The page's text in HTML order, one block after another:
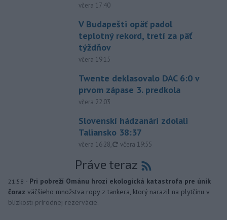
včera 17:40
V Budapešti opäť padol
teplotný rekord, tretí za päť
týždňov
včera 19:15
Twente deklasovalo DAC 6:0 v
prvom zápase 3. predkola
včera 22:03
Slovenskí hádzanári zdolali
Taliansko 38:37
včera 16:28, aktualizované
včera 19:55
Práve teraz
21:58 - Pri pobreží Ománu hrozí ekologická katastrofa pre únik
čoraz väčšieho množstva ropy z tankera, ktorý narazil na plytčinu v
blízkosti prírodnej rezervácie.